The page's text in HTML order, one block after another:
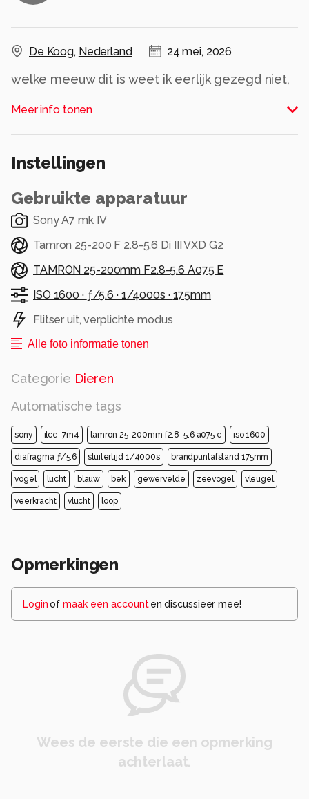
De Koog, Nederland 24 mei, 2026
welke meeuw dit is weet ik eerlijk gezegd niet,
vanaf het balkon van ons vakantieappartement
Meer info tonen
Instellingen
Gebruikte apparatuur
Sony A7 mk IV
Tamron 25-200 F 2.8-5.6 Di III VXD G2
TAMRON 25-200mm F2.8-5.6 A075 E
ISO 1600 · ƒ/5.6 · 1/4000s · 175mm
Flitser uit, verplichte modus
Alle foto informatie tonen
Categorie Dieren
Automatische tags
sony ilce-7m4 tamron 25-200mm f2.8-5.6 a075 e iso 1600
diafragma ƒ/5.6 sluitertijd 1/4000s brandpuntafstand 175mm
vogel lucht blauw bek gewervelde zeevogel vleugel
veerkracht vlucht loop
Opmerkingen
Loginof maak een account en discussieer mee!
Wees de eerste die een opmerking
achterlaat.